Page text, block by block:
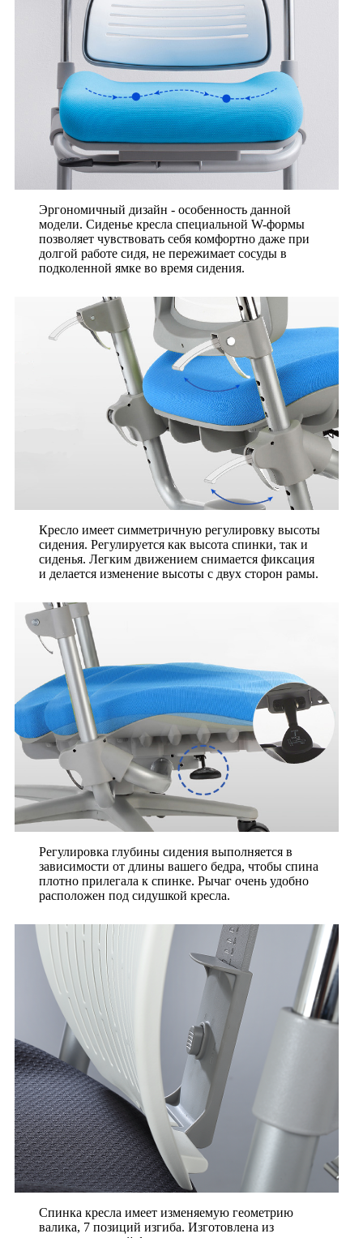
Эргономичный дизайн - особенность данной
модели. Сиденье кресла специальной W-формы
позволяет чувствовать себя комфортно даже при
долгой работе сидя, не пережимает сосуды в
подколенной ямке во время сидения.
Кресло имеет симметричную регулировку высоты
сидения. Регулируется как высота спинки, так и
сиденья. Легким движением снимается фиксация
и делается изменение высоты с двух сторон рамы.
Регулировка глубины сидения выполняется в
зависимости от длины вашего бедра, чтобы спина
плотно прилегала к спинке. Рычаг очень удобно
расположен под сидушкой кресла.
Спинка кресла имеет изменяемую геометрию
валика, 7 позиций изгиба. Изготовлена из